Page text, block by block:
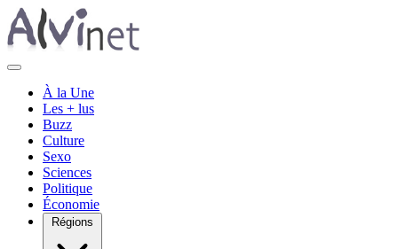
À la Une
Les + lus
Buzz
Culture
Sexo
Sciences
Politique
Économie
Régions